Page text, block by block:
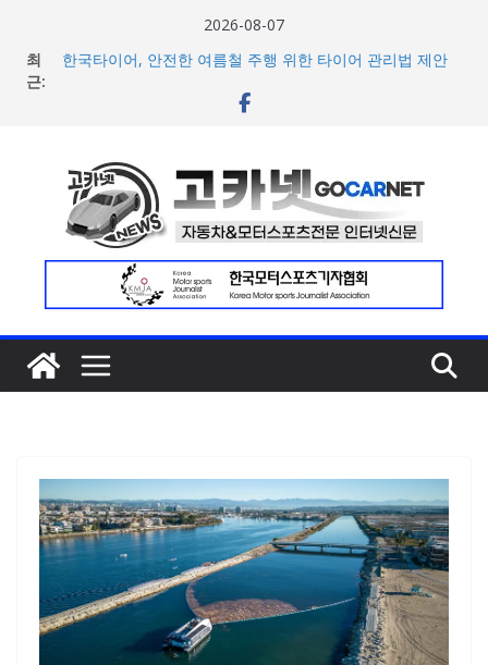
2026-08-07
최
근:
한국타이어, 안전한 여름철 주행 위한 타이어 관리법 제안
현대차, 8세대 완전변경 ‘디 올 뉴 아반떼’ 주요 사양 및 가격
공개… 본격 계약 개시
2026년 7월 국내 수입 승용차 신규 등록 전년 대비 14.3%
증가